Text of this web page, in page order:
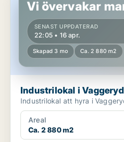
Vi övervakar
SENAST UPPDATERAD
22:05 • 16 apr.
Skapad 3 mo Ca. 2 880 m2
Industrilokal i Vaggeryd
Industrilokal att hyra i
Areal
Ca. 2 880 m2